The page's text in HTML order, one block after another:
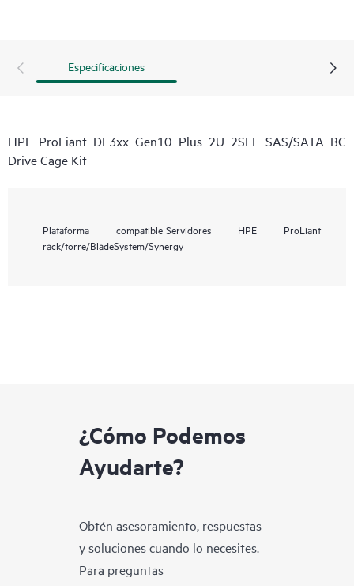
Especificaciones
HPE ProLiant DL3xx Gen10 Plus 2U 2SFF SAS/SATA BC
Drive Cage Kit
Plataforma compatible Servidores HPE ProLiant
rack/torre/BladeSystem/Synergy
¿Cómo Podemos
Ayudarte?
Obtén asesoramiento, respuestas
y soluciones cuando lo necesites.
Para preguntas